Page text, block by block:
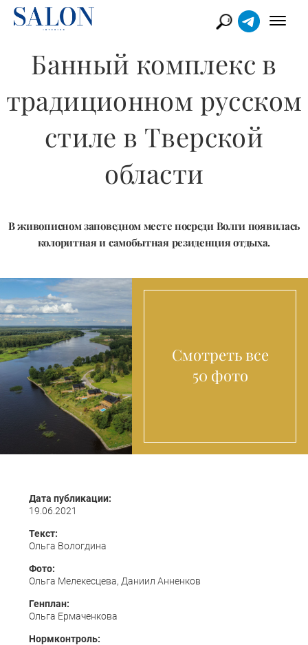
Банный комплекс в
традиционном русском
стиле в Тверской
области
В живописном заповедном месте посреди Волги появилась
колоритная и самобытная резиденция отдыха.
Смотреть все
50 фото
Дата публикации:
19.06.2021
Текст:
Ольга Вологдина
Фото:
Ольга Мелекесцева, Даниил Анненков
Генплан:
Ольга Ермаченкова
Нормконтроль: